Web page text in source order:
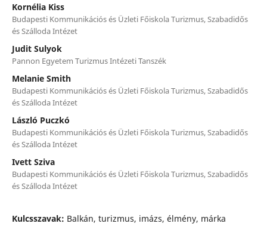
Kornélia Kiss
Budapesti Kommunikációs és Üzleti Főiskola Turizmus, Szabadidős
és Szálloda Intézet
Judit Sulyok
Pannon Egyetem Turizmus Intézeti Tanszék
Melanie Smith
Budapesti Kommunikációs és Üzleti Főiskola Turizmus, Szabadidős
és Szálloda Intézet
László Puczkó
Budapesti Kommunikációs és Üzleti Főiskola Turizmus, Szabadidős
és Szálloda Intézet
Ivett Sziva
Budapesti Kommunikációs és Üzleti Főiskola Turizmus, Szabadidős
és Szálloda Intézet
Kulcsszavak: Balkán, turizmus, imázs, élmény, márka